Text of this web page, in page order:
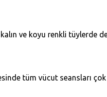
ve koyu renkli tüylerde
tüm vücut seansları